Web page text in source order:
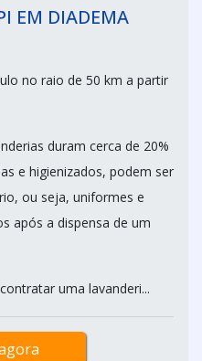
EM DIADEMA
no raio de 50 km a partir
duram cerca de 20%
e higienizados, podem ser
ou seja, uniformes e
após a dispensa de um
uma lavanderi...